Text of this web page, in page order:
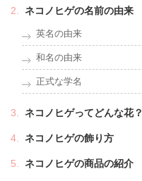
ネコノヒゲの名前の由来
英名の由来
和名の由来
正式な学名
ネコノヒゲってどんな花？
ネコノヒゲの飾り方
ネコノヒゲの商品の紹介